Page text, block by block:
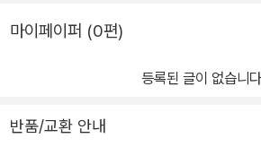
마이페이퍼 (0편)
등록된 글이 없습니다
반품/교환 안내